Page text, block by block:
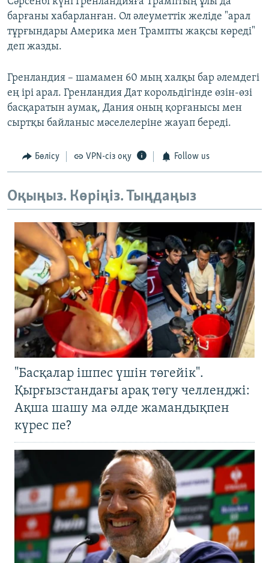
барғаны хабарланған. Ол әлеуметтік желіде "арал
тұрғындары Америка мен Трампты жақсы көреді"
деп жазды.
Гренландия – шамамен 60 мың халқы бар әлемдегі
ең ірі арал. Гренландия Дат корольдігінде өзін-өзі
басқаратын аумақ, Дания оның қорғанысы мен
сыртқы байланыс мәселелеріне жауап береді.
Бөлісу VPN-сіз оқу Follow us
Оқыңыз. Көріңіз. Тыңдаңыз
"Басқалар ішпес үшін төгейік".
Қырғызстандағы арақ төгу челленджі:
Ақша шашу ма әлде жамандықпен
күрес пе?